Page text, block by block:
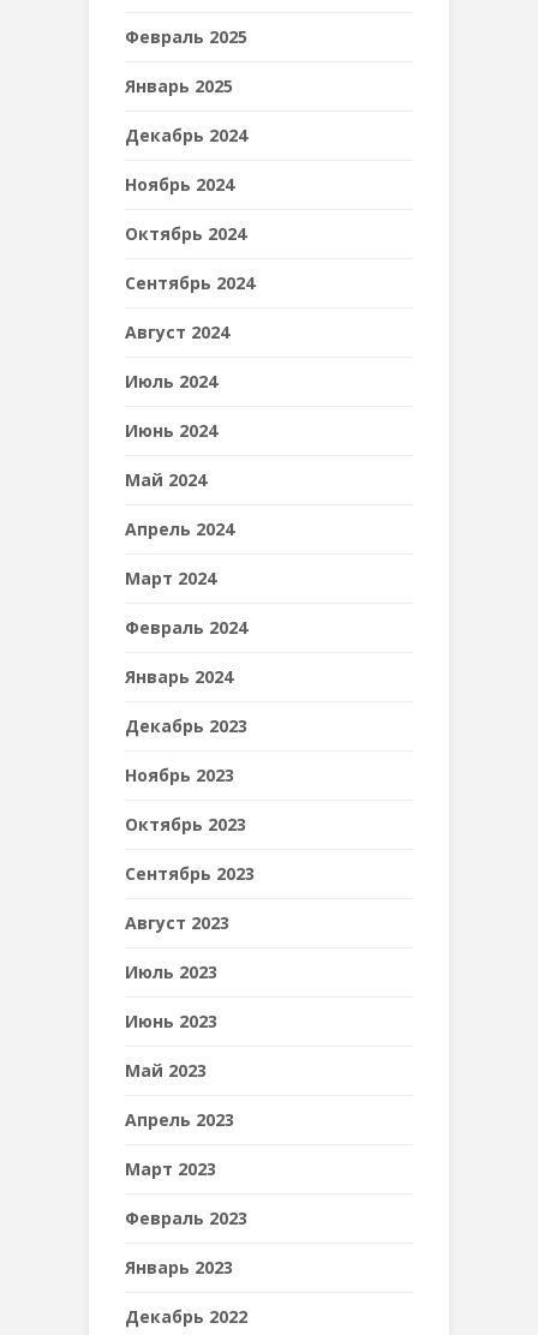
Февраль 2025
Январь 2025
Декабрь 2024
Ноябрь 2024
Октябрь 2024
Сентябрь 2024
Август 2024
Июль 2024
Июнь 2024
Май 2024
Апрель 2024
Март 2024
Февраль 2024
Январь 2024
Декабрь 2023
Ноябрь 2023
Октябрь 2023
Сентябрь 2023
Август 2023
Июль 2023
Июнь 2023
Май 2023
Апрель 2023
Март 2023
Февраль 2023
Январь 2023
Декабрь 2022